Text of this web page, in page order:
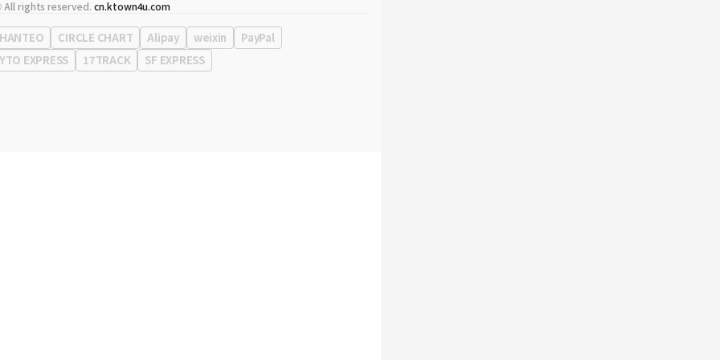
执照 120-87-71116
地址 首尔特别市 江南区 岭东大路 513号 3楼 （三成洞， coex)
rights reserved. cn.ktown4u.com
HANTEO CIRCLE CHART Alipay weixin
PayPal
YTO EXPRESS
17TRACK SF EXPRESS